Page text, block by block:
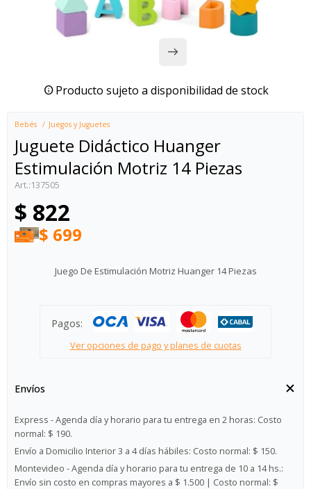
Producto sujeto a disponibilidad de stock
Bebés Juegos y Juguetes
Juguete Didáctico Huanger
Estimulación Motriz 14 Piezas
137505
$ 822
$ 699
Juego De Estimulación Motriz Huanger 14 Piezas
Pagos:
Ver opciones de pago y planes de cuotas
Envíos
Express - Agenda día y horario para tu entrega en 2 horas: Costo
normal: $ 190.
Envío a Domicilio Interior 3 a 4 días hábiles: Costo normal: $ 150.
Montevideo - Agenda día y horario para tu entrega de 10 a 14 hs.:
Envío sin costo en compras mayores a $ 1.500 | Costo normal: $